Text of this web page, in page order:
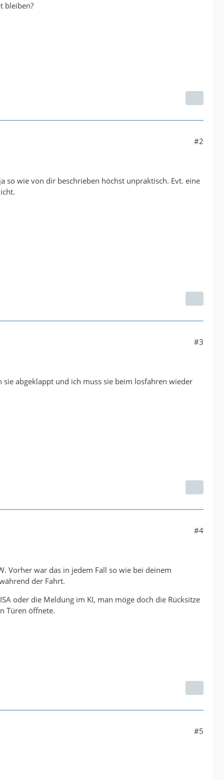
bleiben?
#2
so wie von dir beschrieben höchst unpraktisch. Evt. eine
#3
abgeklappt und ich muss sie beim losfahren wieder
#4
Vorher war das in jedem Fall so wie bei deinem
der Fahrt.
oder die Meldung im KI, man möge doch die Rücksitze
Türen öffnete.
#5